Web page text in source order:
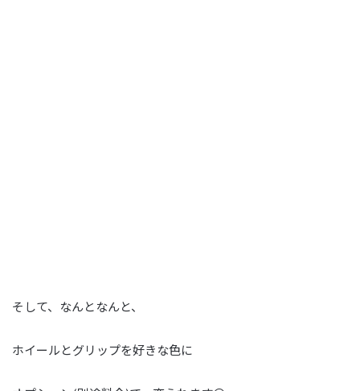
そして、なんとなんと、
ホイールとグリップを好きな色に